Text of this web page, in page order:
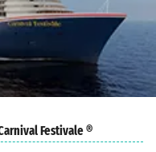
Festivale ®